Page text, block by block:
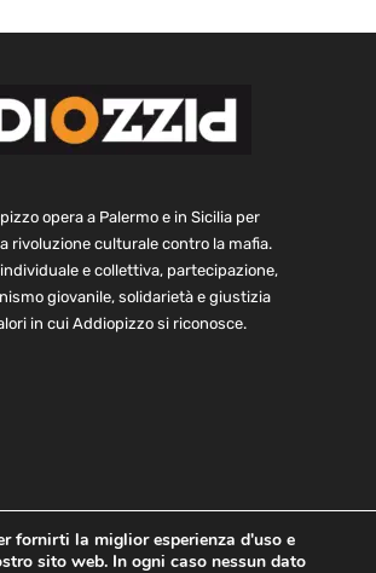
opera a Palermo e in Sicilia per
rivoluzione culturale contro la mafia.
e collettiva, partecipazione,
giovanile, solidarietà e giustizia
in cui Addiopizzo si riconosce.
Statuto e bilancio Contatti
fornirti la miglior esperienza d'uso e
sito web. In ogni caso nessun dato